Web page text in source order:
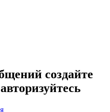
создайте